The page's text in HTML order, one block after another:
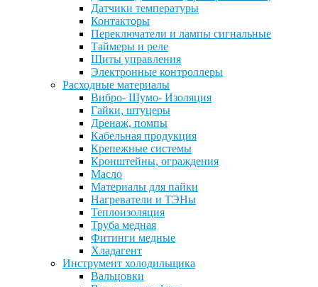
Датчики температуры
Контакторы
Переключатели и лампы сигнальные
Таймеры и реле
Щиты управления
Электронные контроллеры
Расходные материалы
Вибро- Шумо- Изоляция
Гайки, штуцеры
Дренаж, помпы
Кабельная продукция
Крепежные системы
Кронштейны, ограждения
Масло
Материалы для пайки
Нагреватели и ТЭНы
Теплоизоляция
Труба медная
Фитинги медные
Хладагент
Инструмент холодильщика
Вальцовки